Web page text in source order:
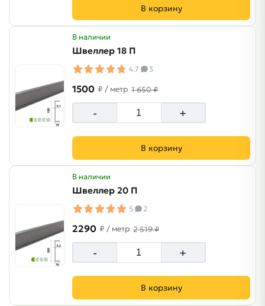
В корзину
В наличии
Швеллер 18 П
4.7 3
1500 ₽ / метр 1 650 ₽
- +
В корзину
В наличии
Швеллер 20 П
5 2
2290 ₽ / метр 2 519 ₽
- +
В корзину